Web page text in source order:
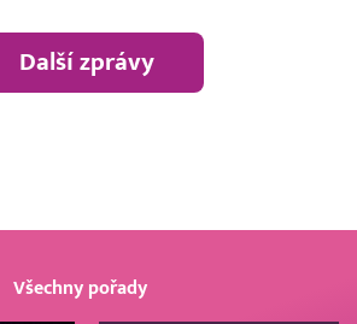
Další zprávy
Všechny pořady